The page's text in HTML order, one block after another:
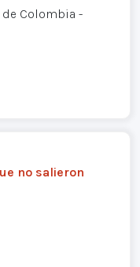
de Colombia -
no salieron